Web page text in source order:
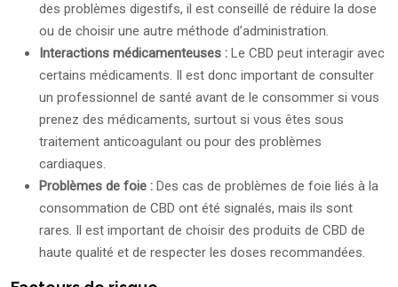
des problèmes digestifs, il est conseillé de réduire la dose
ou de choisir une autre méthode d’administration.
Interactions médicamenteuses : Le CBD peut interagir avec
certains médicaments. Il est donc important de consulter
un professionnel de santé avant de le consommer si vous
prenez des médicaments, surtout si vous êtes sous
traitement anticoagulant ou pour des problèmes
cardiaques.
Problèmes de foie : Des cas de problèmes de foie liés à la
consommation de CBD ont été signalés, mais ils sont
rares. Il est important de choisir des produits de CBD de
haute qualité et de respecter les doses recommandées.